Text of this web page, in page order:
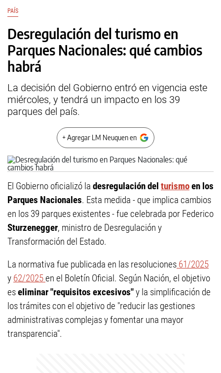
PAÍS
Desregulación del turismo en
Parques Nacionales: qué cambios
habrá
La decisión del Gobierno entró en vigencia este
miércoles, y tendrá un impacto en los 39
parques del país.
+ Agregar LM Neuquen en
El Gobierno oficializó la desregulación del turismoen los
Parques Nacionales. Esta medida - que implica cambios
en los 39 parques existentes - fue celebrada por Federico
Sturzenegger, ministro de Desregulación y
Transformación del Estado.
La normativa fue publicada en las resoluciones 61/2025
y 62/2025en el Boletín Oficial. Según Nación, el objetivo
eseliminar "requisitos excesivos"y la simplificación de
los trámites con el objetivo de "reducir las gestiones
administrativas complejas y fomentar una mayor
transparencia".